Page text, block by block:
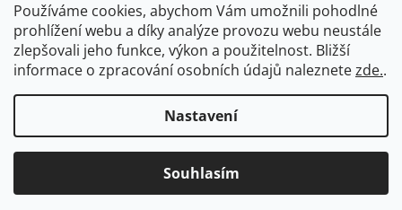
Používáme cookies, abychom Vám umožnili pohodlné
prohlížení webu a díky analýze provozu webu neustále
zlepšovali jeho funkce, výkon a použitelnost. Bližší
informace o zpracování osobních údajů naleznetezde..
Nastavení
Souhlasím